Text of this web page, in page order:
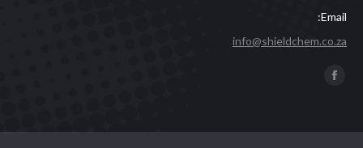
Email:
info@shieldchem.co.za
Find us on:
Facebook